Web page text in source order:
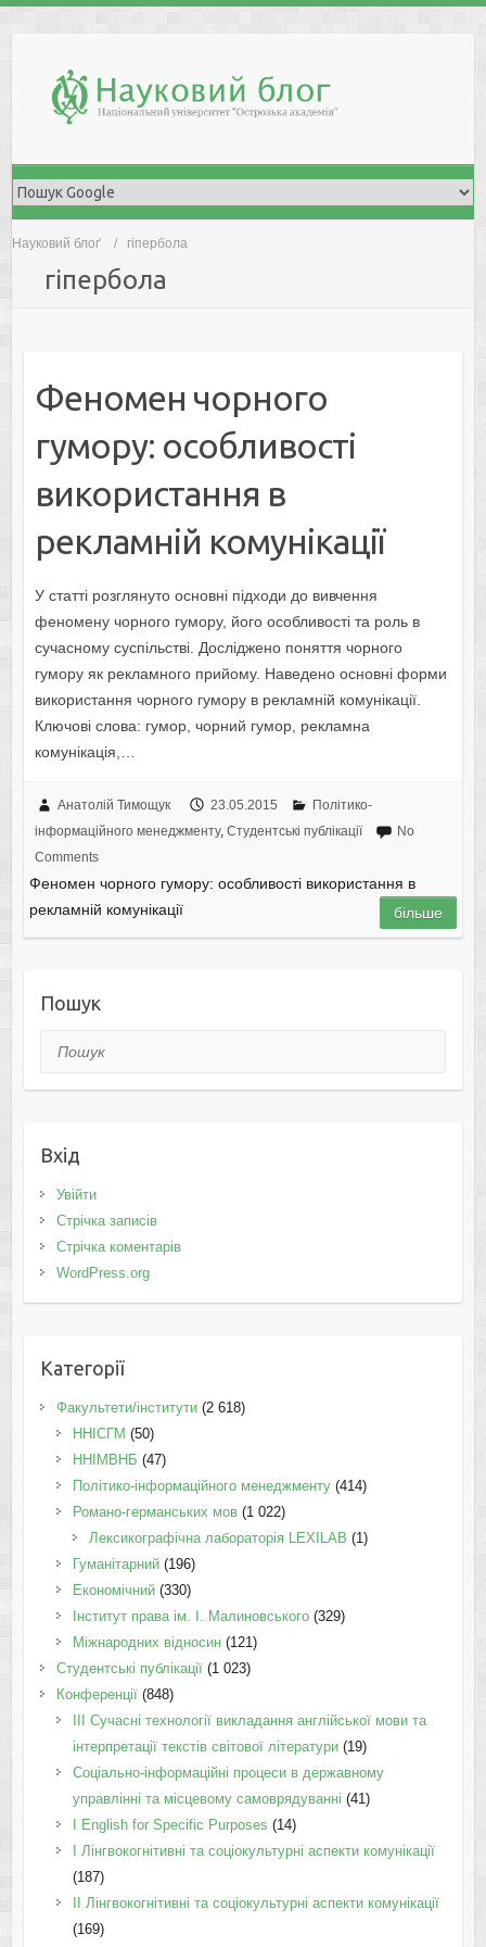
Науковий блоґ гіпербола
гіпербола
Феномен чорного
гумору: особливості
використання в
рекламній комунікації
У статті розглянуто основні підходи до вивчення
феномену чорного гумору, його особливості та роль в
сучасному суспільстві. Досліджено поняття чорного
гумору як рекламного прийому. Наведено основні форми
використання чорного гумору в рекламній комунікації.
Ключові слова: гумор, чорний гумор, рекламна
комунікація,…
Анатолій Тимощук 23.05.2015
Політико-
інформаційного менеджменту, Студентські публікації
No
Comments
Феномен чорного гумору: особливості використання в
рекламній комунікації
більше
Пошук
Пошук
Вхід
Увійти
Стрічка записів
Стрічка коментарів
WordPress.org
Категорії
Факультети/інститути(2 618)
ННІСГМ (50)
ННІМВНБ (47)
Політико-інформаційного менеджменту(414)
Романо-германських мов(1 022)
Лексикографічна лабораторія LEXILAB (1)
Гуманітарний(196)
Економічний(330)
Інститут права ім. І. Малиновського(329)
Міжнародних відносин(121)
Студентські публікації(1 023)
Конференції(848)
III Сучасні технології викладання англійської мови та
інтерпретації текстів світової літератури(19)
Соціально-інформаційні процеси в державному
управлінні та місцевому самоврядуванні (41)
І English for Specific Purposes (14)
I Лінгвокогнітивні та соціокультурні аспекти комунікації
(187)
IІ Лінгвокогнітивні та соціокультурні аспекти комунікації
(169)